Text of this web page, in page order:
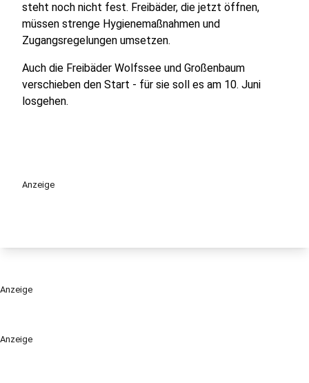
Anzeige
steht noch nicht fest. Freibäder, die jetzt öffnen,
müssen strenge Hygienemaßnahmen und
Zugangsregelungen umsetzen.
Auch die Freibäder Wolfssee und Großenbaum
verschieben den Start - für sie soll es am 10. Juni
losgehen.
Anzeige
Anzeige